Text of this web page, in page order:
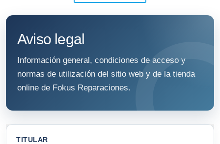
Aviso legal
Información general, condiciones de acceso y
normas de utilización del sitio web y de la tienda
online de Fokus Reparaciones.
TITULAR